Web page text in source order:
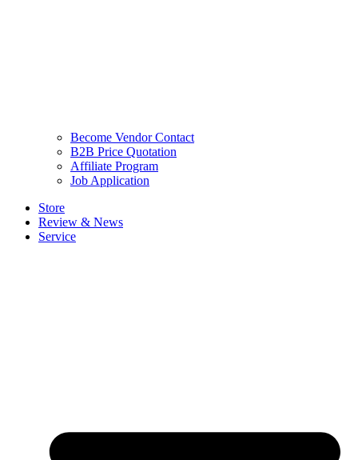
Become Vendor Contact
B2B Price Quotation
Affiliate Program
Job Application
Store
Review & News
Service